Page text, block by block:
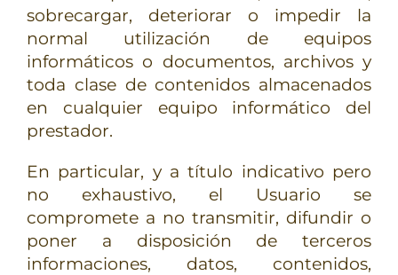
sobrecargar, deteriorar o impedir la
normal utilización de equipos
informáticos o documentos, archivos y
toda clase de contenidos almacenados
en cualquier equipo informático del
prestador.
En particular, y a título indicativo pero
no exhaustivo, el Usuario se
compromete a no transmitir, difundir o
poner a disposición de terceros
informaciones, datos, contenidos,